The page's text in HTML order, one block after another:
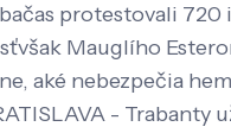
protestovali
Mauglího
aké nebezpečia
-